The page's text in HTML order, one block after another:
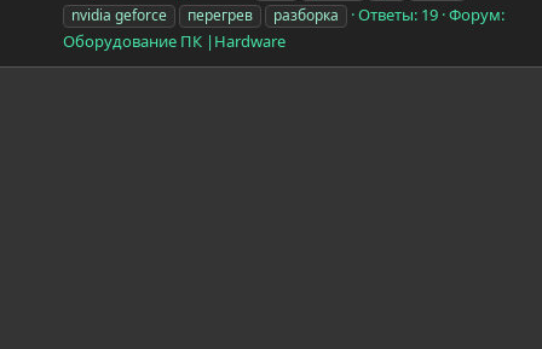
nvidia geforce
перегрев разборка Ответы: 19 Форум:
Оборудование ПК |Hardware